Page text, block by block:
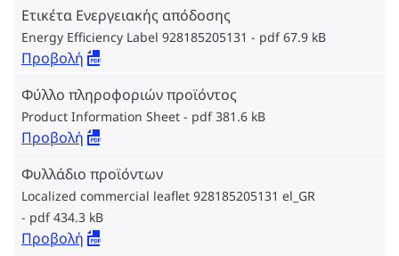
Ετικέτα Ενεργειακής απόδοσης
Energy Efficiency Label 928185205131 pdf 67.9 kB
Προβολή
Φύλλο πληροφοριών προϊόντος
Product Information Sheet pdf 381.6 kB
Προβολή
Φυλλάδιο προϊόντων
Localized commercial leaflet 928185205131 el_GR
pdf 434.3 kB
Προβολή